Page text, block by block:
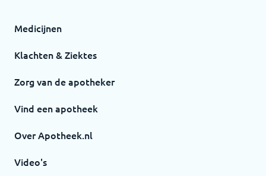
Medicijnen
Klachten & Ziektes
Zorg van de apotheker
Vind een apotheek
Over Apotheek.nl
Video's